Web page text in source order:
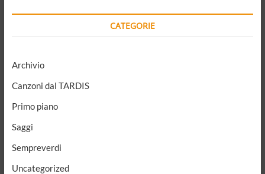
di
e
CATEGORIE
Archivio
Canzoni dal TARDIS
Primo piano
Saggi
Sempreverdi
Uncategorized